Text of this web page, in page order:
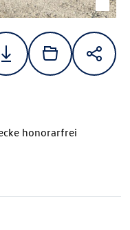
honorarfrei